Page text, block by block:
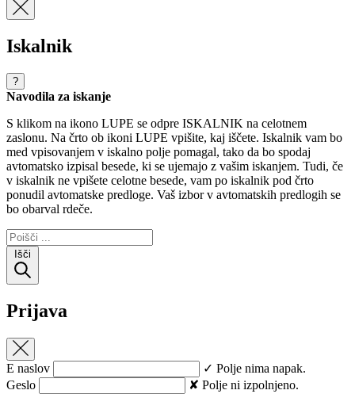
Iskalnik
?
Navodila za iskanje
S klikom na ikono LUPE se odpre ISKALNIK na celotnem
zaslonu. Na črto ob ikoni LUPE vpišite, kaj iščete. Iskalnik vam bo
med vpisovanjem v iskalno polje pomagal, tako da bo spodaj
avtomatsko izpisal besede, ki se ujemajo z vašim iskanjem. Tudi, če
v iskalnik ne vpišete celotne besede, vam po iskalnik pod črto
ponudil avtomatske predloge. Vaš izbor v avtomatskih predlogih se
bo obarval rdeče.
Išči
Prijava
E naslov
✓ Polje nima napak.
Geslo
✘ Polje ni izpolnjeno.